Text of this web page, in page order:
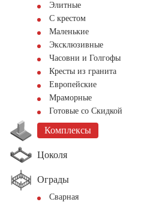
Элитные
С крестом
Маленькие
Эксклюзивные
Часовни и Голгофы
Кресты из гранита
Европейские
Мраморные
Готовые со Скидкой
Комплексы
Цоколя
Ограды
Сварная